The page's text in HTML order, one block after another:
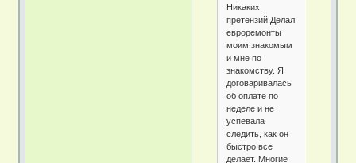
Никаких
претензий.Делал
евроремонты
моим знакомым
и мне по
знакомству. Я
договаривалась
об оплате по
неделе и не
успевала
следить, как он
быстро все
делает. Многие